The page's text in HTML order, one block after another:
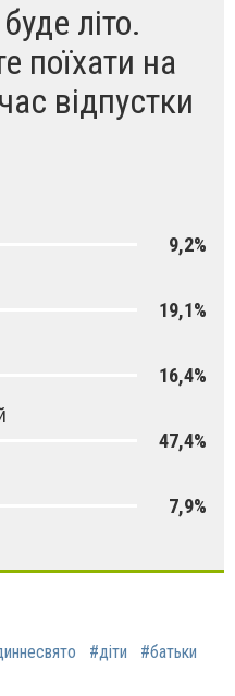
літо.
поїхати на
відпустки
9,2%
19,1%
16,4%
47,4%
7,9%
#діти #батьки